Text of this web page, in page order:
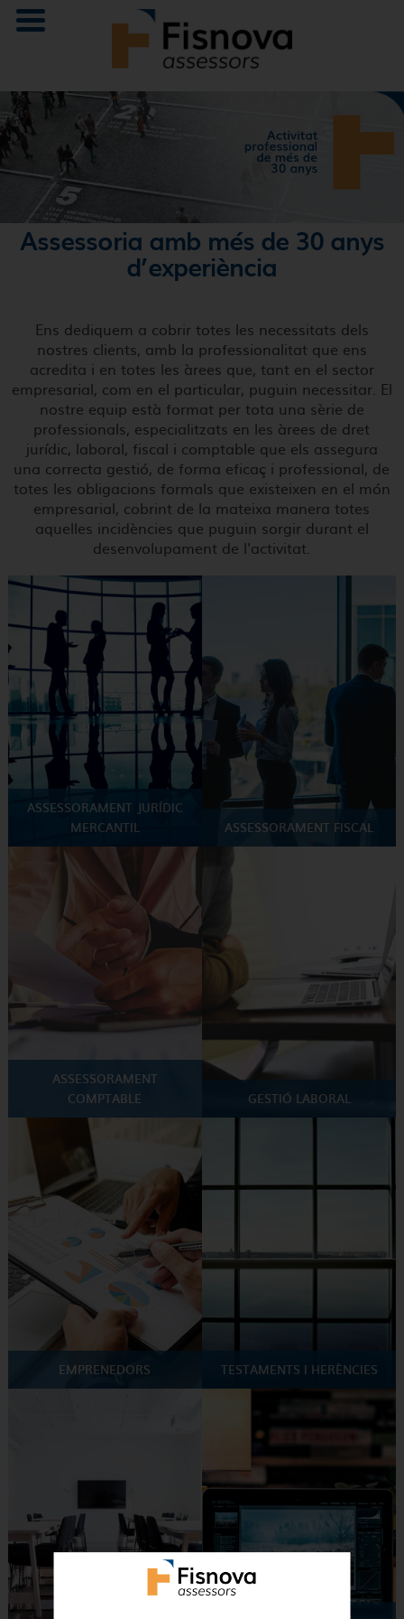
ESP CAT
Assessoria amb més de 30 anys
d’experiència
Ens dediquem a cobrir totes les necessitats dels
nostres clients, amb la professionalitat que ens
acredita i en totes les àrees que, tant en el sector
empresarial, com en el particular, puguin necessitar. El
nostre equip està format per tota una sèrie de
professionals, especialitzats en les àrees de dret
jurídic, laboral, fiscal i comptable que els assegura
una correcta gestió, de forma eficaç i professional, de
totes les obligacions formals que existeixen en el món
empresarial, cobrint de la mateixa manera totes
aquelles incidències que puguin sorgir durant el
desenvolupament de l'activitat.
ASSESSORAMENT JURÍDIC
MERCANTIL
ASSESSORAMENT FISCAL
ASSESSORAMENT
COMPTABLE
GESTIÓ LABORAL
EMPRENEDORS TESTAMENTS I HERÈNCIES